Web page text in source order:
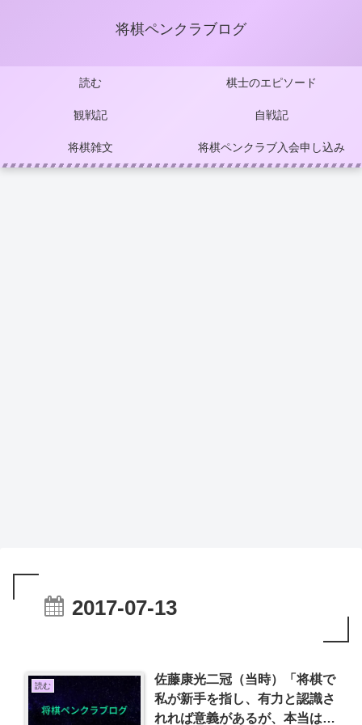
将棋ペンクラブログ
読む 棋士のエピソード
観戦記 自戦記
将棋雑文 将棋ペンクラブ入会申し込み
2017-07-13
読む
佐藤康光二冠（当時）「将棋で
私が新手を指し、有力と認識さ
れれば意義があるが、本当はま